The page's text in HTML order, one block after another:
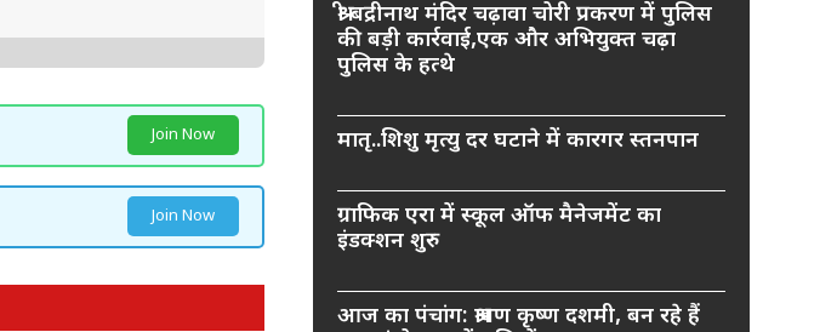
Join Now
Join Now
श्री बद्रीनाथ मंदिर चढ़ावा चोरी प्रकरण में पुलिस
की बड़ी कार्रवाई,एक और अभियुक्त चढ़ा
पुलिस के हत्थे
मातृ..शिशु मृत्यु दर घटाने में कारगर स्तनपान
ग्राफिक एरा में स्कूल ऑफ मैनेजमेंट का
इंडक्शन शुरु
आज का पंचांग: श्रावण कृष्ण दशमी, बन रहे हैं